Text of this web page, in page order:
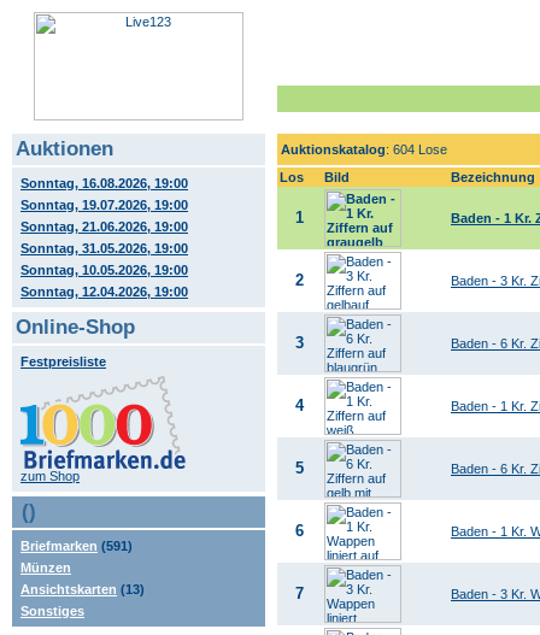
Auktionen
Sonntag, 16.08.2026, 19:00
Sonntag, 19.07.2026, 19:00
Sonntag, 21.06.2026, 19:00
Sonntag, 31.05.2026, 19:00
Sonntag, 10.05.2026, 19:00
Sonntag, 12.04.2026, 19:00
Online-Shop
Festpreisliste
zum Shop
()
Briefmarken (591)
Münzen
Ansichtskarten (13)
Sonstiges
Auktionskatalog: 604 Lose
Los
Bild Bezeichnung
1 Baden - 1 Kr.
2 Baden - 3 Kr.
3 Baden - 6 Kr.
4 Baden - 1 Kr.
5 Baden - 6 Kr.
6 Baden - 1 Kr.
7 Baden - 3 Kr.